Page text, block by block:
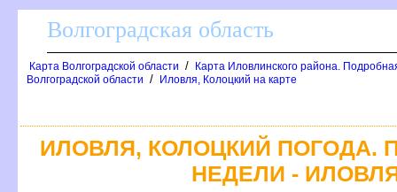
олгоградская область
Карта Волгоградской области /
Карта Иловлинского района.
олгоградской области / Иловля, Колоцкий на карте
ИЛОВЛЯ, КОЛОЦКИЙ ПОГОДА.
НЕДЕЛИ -